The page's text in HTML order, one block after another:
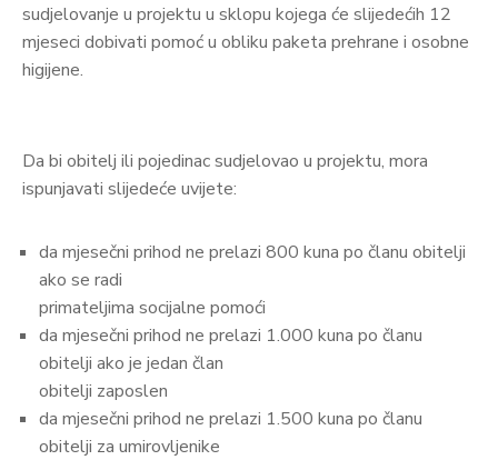
sudjelovanje u projektu u sklopu kojega će slijedećih 12
mjeseci dobivati pomoć u obliku paketa prehrane i osobne
higijene.
Da bi obitelj ili pojedinac sudjelovao u projektu, mora
ispunjavati slijedeće uvijete:
da mjesečni prihod ne prelazi 800 kuna po članu obitelji
ako se radi
primateljima socijalne pomoći
da mjesečni prihod ne prelazi 1.000 kuna po članu
obitelji ako je jedan član
obitelji zaposlen
da mjesečni prihod ne prelazi 1.500 kuna po članu
obitelji za umirovljenike